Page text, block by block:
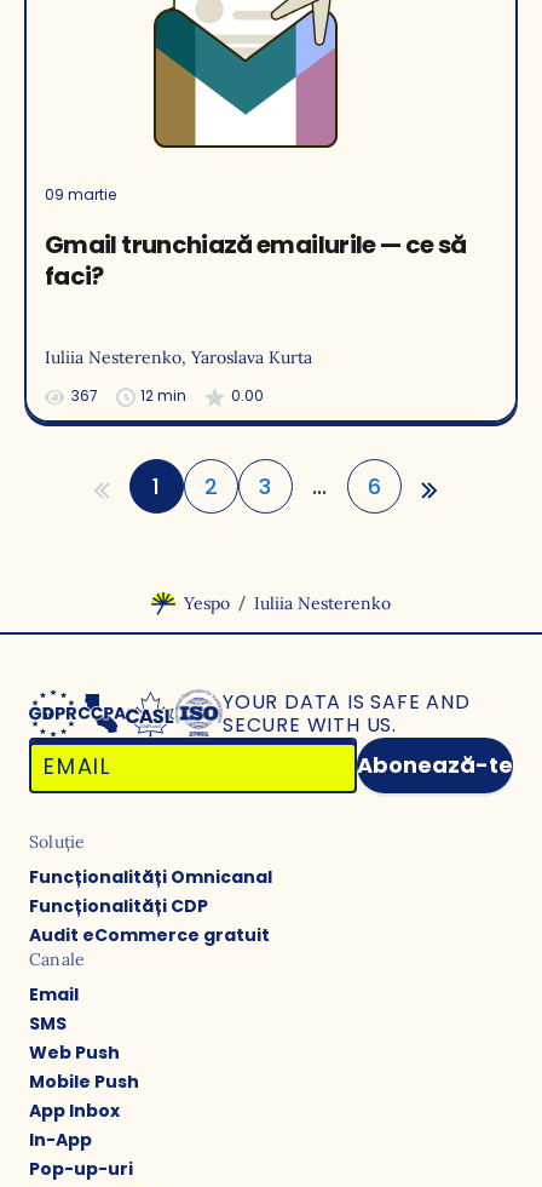
09 martie
Gmail trunchiază emailurile — ce să
faci?
Iuliia Nesterenko, Yaroslava Kurta
367 12 min 0.00
1 2 3 ... 6
Yespo / Iuliia Nesterenko
YOUR DATA IS SAFE AND
SECURE WITH US.
Abonează-te
Soluție
Funcționalități Omnicanal
Funcționalități CDP
Audit eCommerce gratuit
Canale
Email
SMS
Web Push
Mobile Push
App Inbox
In-App
Pop-up-uri